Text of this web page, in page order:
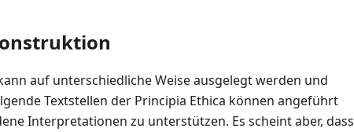
auf unterschiedliche Weise ausgelegt werden und
Textstellen der Principia Ethica können angeführt
Interpretationen zu unterstützen. Es scheint aber, dass